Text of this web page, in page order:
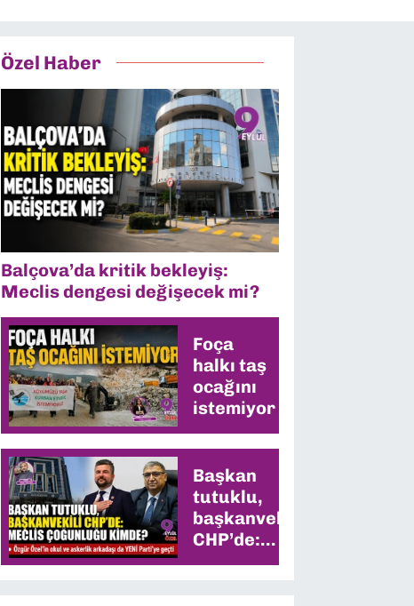
Özel Haber
Balçova’da kritik bekleyiş:
Meclis dengesi değişecek mi?
Foça
halkı taş
ocağını
istemiyor
Başkan
tutuklu,
başkanvekili
CHP’de:
Meclis